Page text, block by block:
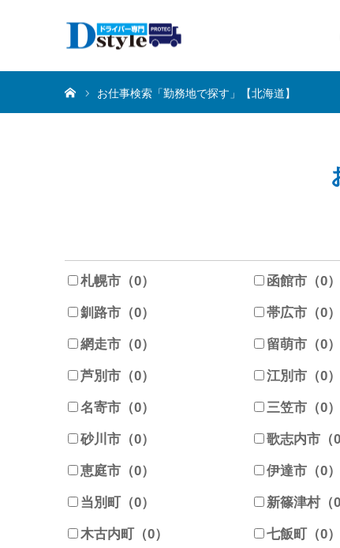
お仕事検索「勤務地で探す」【北海道】
札幌市（0） 函館市（0）
釧路市（0） 帯広市（0）
網走市（0） 留萌市（0）
芦別市（0） 江別市（0）
名寄市（0） 三笠市（0）
砂川市（0） 歌志内市（0
恵庭市（0） 伊達市（0）
当別町（0） 新篠津村（0
木古内町（0） 七飯町（0）